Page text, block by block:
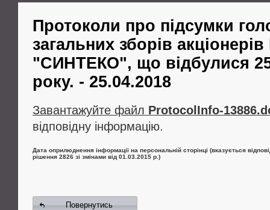
Протоколи про підсумки
загальних зборів
"СИНТЕКО", що відбулися 25
року. - 25.04.2018
Завантажуйте файл ProtocolInfo-
відповідну інформацію.
Дата оприлюднення інформації на персональній сторінці (вказується
рішення 2826 зі змінами від 01.03.2015 р.)
Повернутись